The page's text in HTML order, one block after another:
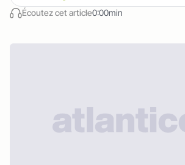
Écoutez cet article0:00min